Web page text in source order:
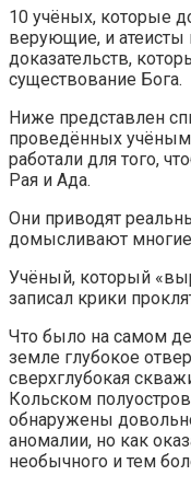
10 учёных, которые
верующие, и атеисты
доказательств,
существование Бога.
Ниже представлен
проведённых
работали для того,
Рая и Ада.
Они приводят
домысливают
Учёный, который
записал крики
Что было на самом
земле глубокое
сверхглубокая
Кольском
обнаружены
аномалии, но как
необычного и тем